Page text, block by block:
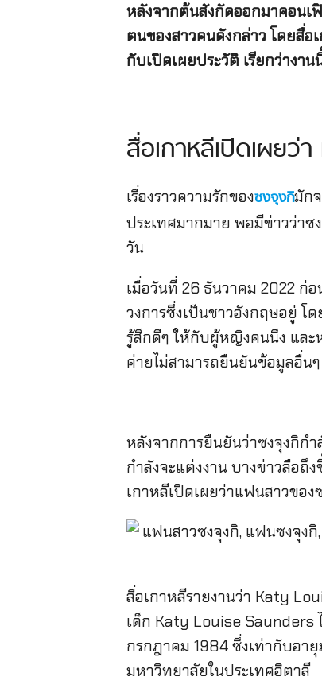
หลังจากต้นสังกัดออกมาคอนเ
ตนของสาวคนดังกล่าว โดยสื่
กับเปิดเผยประวัติ เรียกว่างา
สื่อเกาหลีเปิดเผย
เรื่องราวความรักของซงจุงกิมัก
ประเทศมากมาย พอมีข่าวว่า
วัน
เมื่อวันที่ 26 ธันวาคม 2022 ก่
วงการซึ่งเป็นชาวอังกฤษอยู่ โ
รู้สึกดีๆ ให้กับผู้หญิงคนนึง และ
ค่ายไม่สามารถยืนยันข้อมูลอื่น
หลังจากการยืนยันว่าซงจุงกิก
กำลังจะแต่งงาน บางข่าวลือถึ
เกาหลีเปิดเผยว่าแฟนสาวของ
สื่อเกาหลีรายงานว่า Katy
เด็ก Katy Louise Saunders
กรกฎาคม 1984 ซึ่งเท่ากับอา
มหาวิทยาลัยในประเทศอิตาลี